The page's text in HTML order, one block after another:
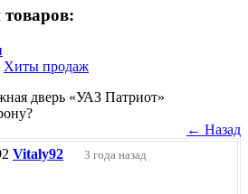
Хиты продаж
дверь «УАЗ Патриот»
← Назад
Vitaly92
3 года назад